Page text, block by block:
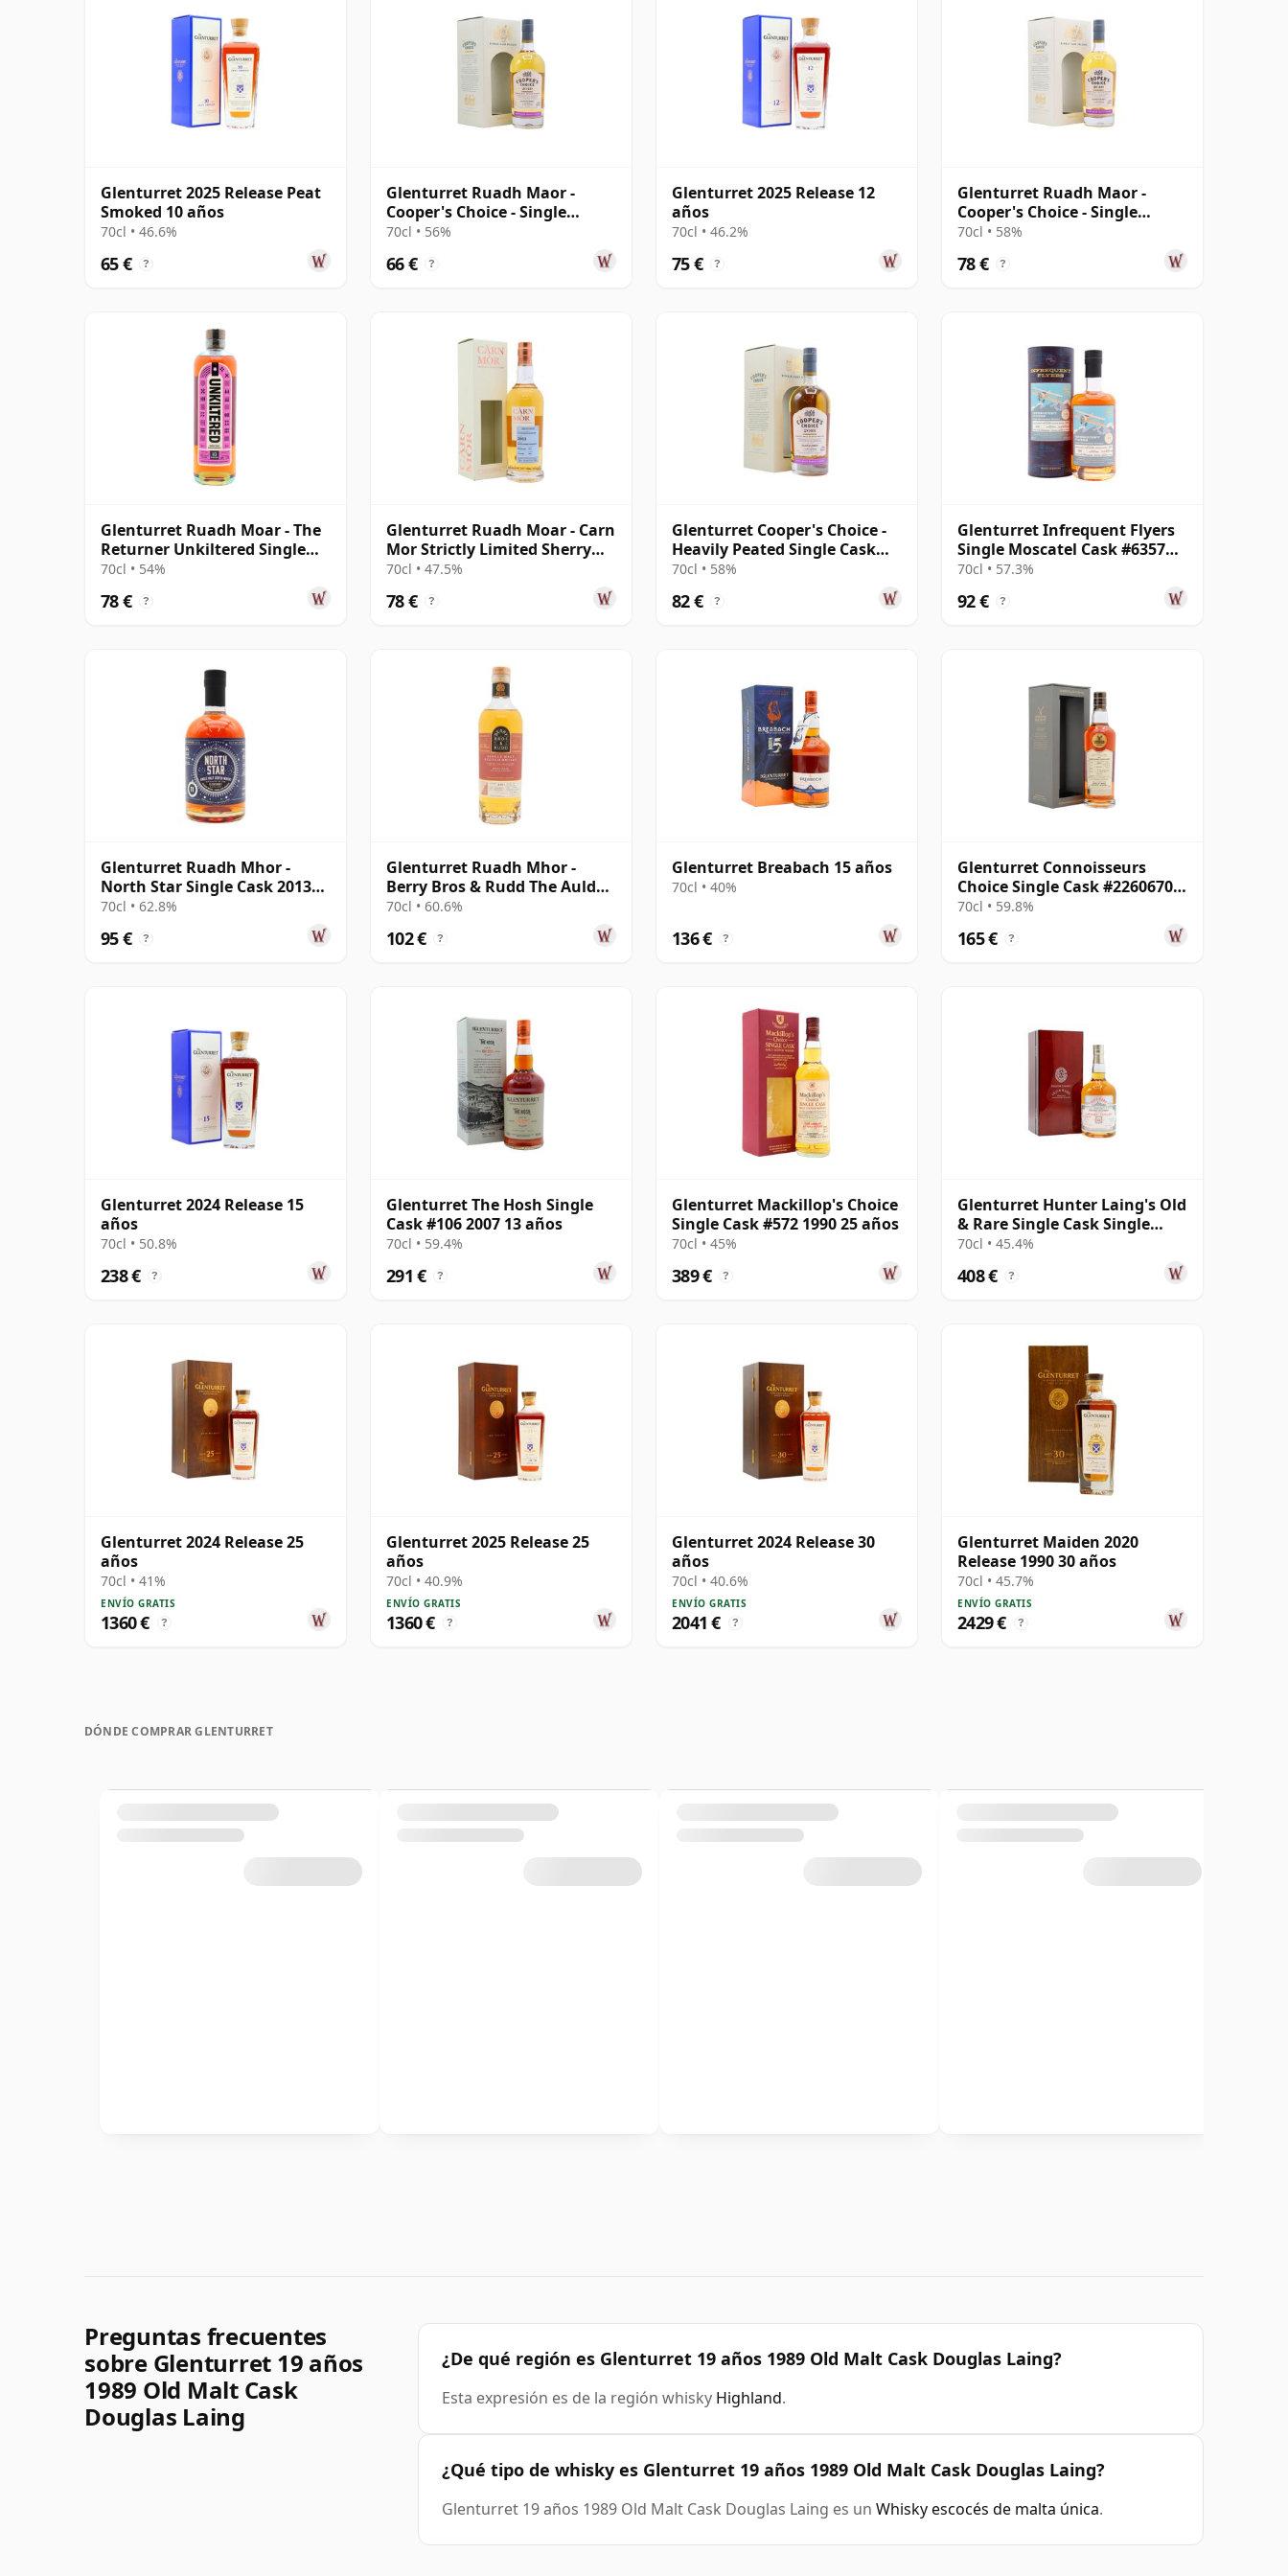
Glenturret 2025 Release Peat
Smoked 10 años
70cl • 46.6%
65 € ?
Glenturret Ruadh Maor -
Cooper's Choice - Single
Bourbon Cask 2010 10 años
70cl • 56%
66 € ?
Glenturret 2025 Release 12
años
70cl • 46.2%
75 € ?
Glenturret Ruadh Maor -
Cooper's Choice - Single
Bourbon Cask 2010 9 años
70cl • 58%
78 € ?
Glenturret Ruadh Moar - The
Returner Unkiltered Single
Cask S 10 años
70cl • 54%
78 € ?
Glenturret Ruadh Moar - Carn
Mor Strictly Limited Sherry
Cask 2011 11 años
70cl • 47.5%
78 € ?
Glenturret Cooper's Choice -
Heavily Peated Single Cask
#1906 2013 9 años
70cl • 58%
82 € ?
Glenturret Infrequent Flyers
Single Moscatel Cask #6357
2010 14 años
70cl • 57.3%
92 € ?
Glenturret Ruadh Mhor -
North Star Single Cask 2013
11 años
70cl • 62.8%
95 € ?
Glenturret Ruadh Mhor -
Berry Bros & Rudd The Auld
And The Bo 2011 14 años
70cl • 60.6%
102 € ?
Glenturret Breabach 15 años
70cl • 40%
136 € ?
Glenturret Connoisseurs
Choice Single Cask #22606703
2007 18 años
70cl • 59.8%
165 € ?
Glenturret 2024 Release 15
años
70cl • 50.8%
238 € ?
Glenturret The Hosh Single
Cask #106 2007 13 años
70cl • 59.4%
291 € ?
Glenturret Mackillop's Choice
Single Cask #572 1990 25 años
70cl • 45%
389 € ?
Glenturret Hunter Laing's Old
& Rare Single Cask Single
Malt 1990 32 años
70cl • 45.4%
408 € ?
Glenturret 2024 Release 25
años
70cl • 41%
ENVÍO GRATIS
1360 € ?
Glenturret 2025 Release 25
años
70cl • 40.9%
ENVÍO GRATIS
1360 € ?
Glenturret 2024 Release 30
años
70cl • 40.6%
ENVÍO GRATIS
2041 € ?
Glenturret Maiden 2020
Release 1990 30 años
70cl • 45.7%
ENVÍO GRATIS
2429 € ?
DÓNDE COMPRAR GLENTURRET
Preguntas frecuentes
sobre Glenturret 19 años
1989 Old Malt Cask
Douglas Laing
¿De qué región es Glenturret 19 años 1989 Old Malt Cask Douglas Laing?
Esta expresión es de la región whisky Highland.
¿Qué tipo de whisky es Glenturret 19 años 1989 Old Malt Cask Douglas Laing?
Glenturret 19 años 1989 Old Malt Cask Douglas Laing es un Whisky escocés de malta única.